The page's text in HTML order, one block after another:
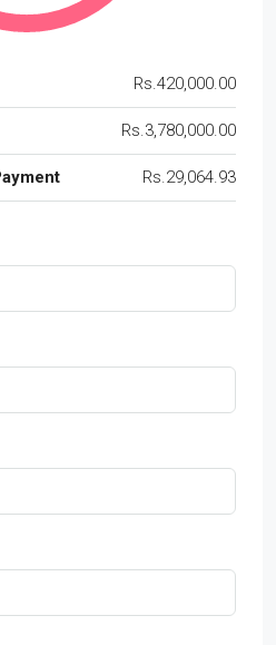
Rs.420,000.00
Rs.3,780,000.00
Rs.29,064.93